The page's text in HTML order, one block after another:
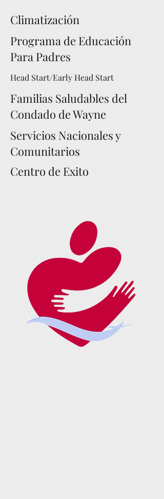
Climatización
Programa de Educación
Para Padres
Head Start/Early Head Start
Familias Saludables del
Condado de Wayne
Servicios Nacionales y
Comunitarios
Centro de Exito